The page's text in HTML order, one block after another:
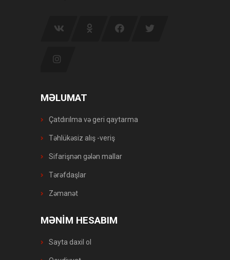
MƏLUMAT
Çatdırılma və geri qaytarma
Təhlükəsiz alış -veriş
Sifarişnən gələn mallar
Tərəfdaşlar
Zəmanət
MƏNİM HESABIM
Sayta daxil ol